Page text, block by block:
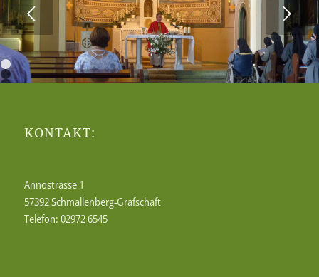
Weiter
1
2
7
KONTAKT:
Annostrasse 1
57392 Schmallenberg-Grafschaft
Telefon: 02972 6545